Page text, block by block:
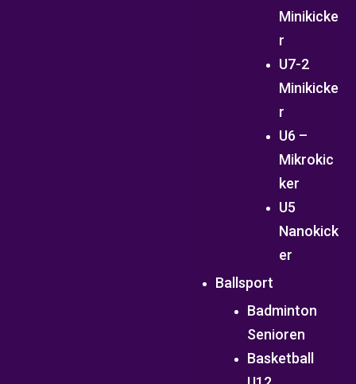
Minikicke
r
U7-2
Minikicke
r
U6 –
Mikrokic
ker
U5
Nanokick
er
Ballsport
Badminton
Senioren
Basketball